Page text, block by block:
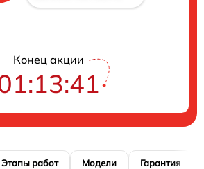
Конец акции
Этапы работ Модели Гарантия